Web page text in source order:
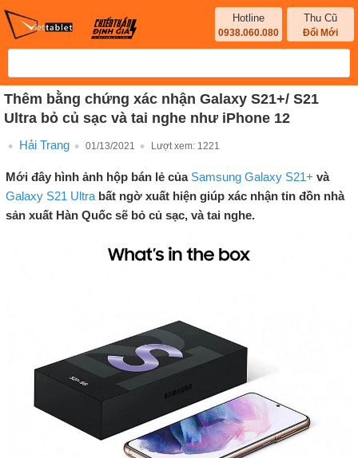
Hotline
0938.060.080
Thu Cũ
Đổi Mới
Thêm bằng chứng xác nhận Galaxy S21+/ S21
Ultra bỏ củ sạc và tai nghe như iPhone 12
Hải Trang 01/13/2021 Lượt xem: 1221
Mới đây hình ảnh hộp bán lẻ của Samsung Galaxy S21+ và
Galaxy S21 Ultrabất ngờ xuất hiện giúp xác nhận tin đồn nhà
sản xuất Hàn Quốc sẽ bỏ củ sạc, và tai nghe.